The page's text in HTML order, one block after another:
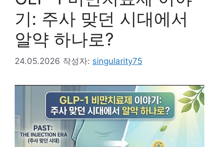
기: 주사 맞던 시대에서
알약 하나로?
24.05.2026 작성자: singularity75